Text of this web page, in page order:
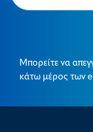
Μπορείτε να
κάτω μέρος των